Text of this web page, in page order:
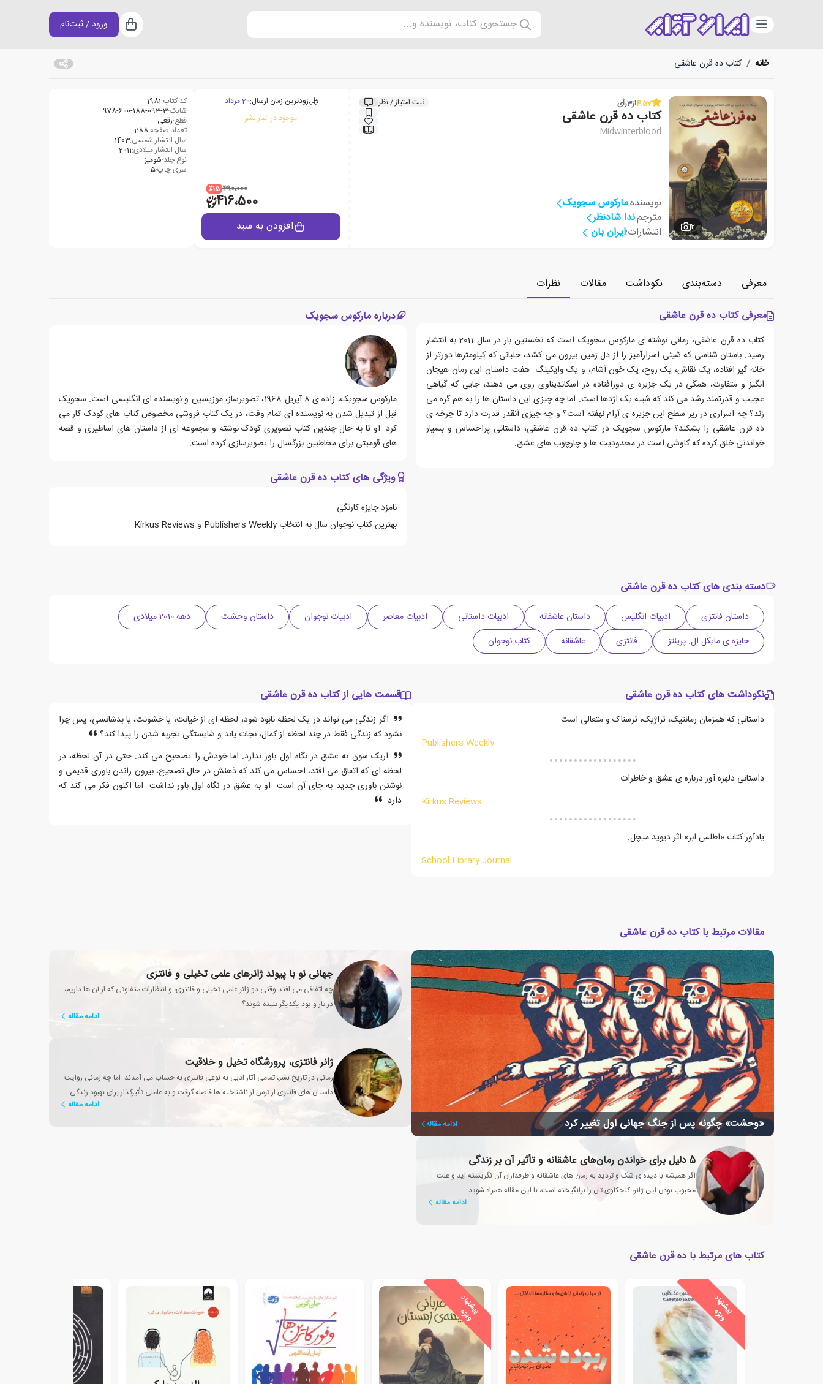
دسته‌بندی جستجوی کتاب، نویسنده و... سبد خرید
ورود / ثبت‌نام
خانه / کتاب ده قرن عاشقی
2
4.57از3رأی ثبت امتیاز / نظر
کتاب ده قرن عاشقی
Midwinterblood
نویسنده:مارکوس سجویک
مترجم:ندا شادنظر
انتشارات:ایران بان
زودترین زمان ارسال:20 مرداد
موجود در انبار نشر
490،000 ٪15
416،500
افزودن به سبد
کد کتاب:1981
شابک:978-600-188-093-3
قطع:رقعی
تعداد صفحه:288
سال انتشار شمسی:1403
سال انتشار میلادی:2011
نوع جلد:شومیز
سری چاپ:5
معرفی دسته‌بندی نکوداشت مقالات
نظرات
معرفی کتاب ده قرن عاشقی
کتاب ده قرن عاشقی، رمانی نوشته ی مارکوس سجویک است که نخستین بار در سال 2011 به انتشار
رسید. باستان شناسی که شیئی اسرارآمیز را از دل زمین بیرون می کشد، خلبانی که کیلومترها دورتر از
خانه گیر افتاده، یک نقاش، یک روح، یک خون آشام، و یک وایکینگ: هفت داستان این رمان هیجان
انگیز و متفاوت، همگی در یک جزیره ی دورافتاده در اسکاندیناوی روی می دهند، جایی که گیاهی
عجیب و قدرتمند رشد می کند که شبیه یک اژدها است. اما چه چیزی این داستان ها را به هم گره می
زند؟ چه اسراری در زیر سطح این جزیره ی آرام نهفته است؟ و چه چیزی آنقدر قدرت دارد تا چرخه ی
ده قرن عاشقی را بشکند؟ مارکوس سجویک در کتاب ده قرن عاشقی، داستانی پراحساس و بسیار
خواندنی خلق کرده که کاوشی است در محدودیت ها و چارچوب های عشق.
درباره مارکوس سجویک
مارکوس سجویک، زاده ی 8 آپریل 1968، تصویرساز، موزیسین و نویسنده ای انگلیسی است. سجویک
قبل از تبدیل شدن به نویسنده ای تمام وقت، در یک کتاب فروشی مخصوص کتاب های کودک کار می
کرد. او تا به حال چندین کتاب تصویری کودک نوشته و مجموعه ای از داستان های اساطیری و قصه
های قومیتی برای مخاطبین بزرگسال را تصویرسازی کرده است.
ویژگی های کتاب ده قرن عاشقی
نامزد جایزه کارنگی
بهترین کتاب نوجوان سال به انتخاب Publishers Weekly و Kirkus Reviews
دسته بندی های کتاب ده قرن عاشقی
داستان فانتزی ادبیات انگلیس داستان عاشقانه ادبیات داستانی ادبیات معاصر ادبیات نوجوان داستان وحشت
دهه 2010 میلادی
جایزه ی مایکل ال. پرینتز
فانتزی عاشقانه کتاب نوجوان
نکوداشت های کتاب ده قرن عاشقی
داستانی که همزمان رمانتیک، تراژیک، ترسناک و متعالی است.
Publishers Weekly
داستانی دلهره آور درباره ی عشق و خاطرات.
Kirkus Reviews
یادآور کتاب «اطلس ابر» اثر دیوید میچل.
School Library Journal
قسمت هایی از کتاب ده قرن عاشقی
اگر زندگی می تواند در یک لحظه نابود شود، لحظه ای از خیانت، یا خشونت، یا بدشانسی، پس چرا
نشود که زندگی فقط در چند لحظه از کمال، نجات یابد و شایستگی تجربه شدن را پیدا کند؟
اریک سون به عشق در نگاه اول باور ندارد. اما خودش را تصحیح می کند. حتی در آن لحظه، در
لحظه ای که اتفاق می افتد، احساس می کند که ذهنش در حال تصحیح، بیرون راندن باوری قدیمی و
نوشتن باوری جدید به جای آن است. او به عشق در نگاه اول باور نداشت. اما اکنون فکر می کند که
دارد.
مقالات مرتبط با کتاب ده قرن عاشقی
«وحشت» چگونه پس از جنگ جهانی اول تغییر کرد ادامه مقاله
جهانی نو با پیوند ژانرهای علمی تخیلی و فانتزی
چه اتفاقی می افتد وقتی دو ژانر علمی تخیلی و فانتزی، و انتظارات متفاوتی که از آن ها داریم،
در تار و پود یکدیگر تنیده شوند؟
ادامه مقاله
ژانر فانتزی، پرورشگاه تخیل و خلاقیت
زمانی در تاریخ بشر، تمامی آثار ادبی به نوعی فانتزی به حساب می آمدند. اما چه زمانی روایت
داستان های فانتزی از ترس از ناشناخته ها فاصله گرفت و به عاملی تأثیرگذار برای بهبود زندگی
ادامه مقاله
5 دلیل برای خواندن رمان‌های عاشقانه‌‌ و تأثیر آن بر زندگی
اگر همیشه با دیده ی شک و تردید به رمان های عاشقانه و طرفداران آن نگریسته اید و علت
محبوب بودن این ژانر، کنجکاوی تان را برانگیخته است، با این مقاله همراه شوید
ادامه مقاله
کتاب های مرتبط با ده قرن عاشقی
پ
ی
ش
ن
ه
ا
د
و
ی
ژ
ه پ
ی
ش
ن
ه
ا
د
و
ی
ژ
ه